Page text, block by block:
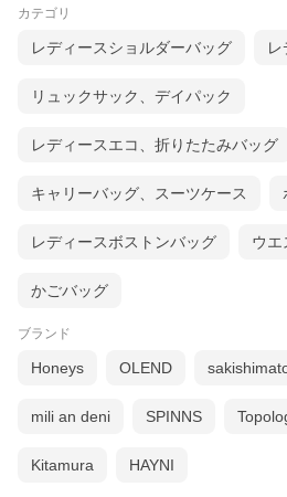
カテゴリ
レディースショルダーバッグ
リュックサック、デイパック
レディースエコ、折りたたみバッグ
キャリーバッグ、スーツケース
レディースボストンバッグ ウエ
かごバッグ
ブランド
Honeys OLEND
mili an deni SPINNS
Kitamura HAYNI